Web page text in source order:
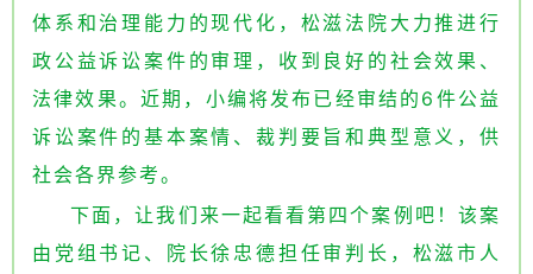
体系和治理能力的现代化，松滋法院大力推进行
政公益诉讼案件的审理，收到良好的社会效果、
法律效果。近期，小编将发布已经审结的6件公益
诉讼案件的基本案情、裁判要旨和典型意义，供
社会各界参考。
下面，让我们来一起看看第四个案例吧 ！ 该案
由党组书记、院长徐忠德担任审判长，松滋市人